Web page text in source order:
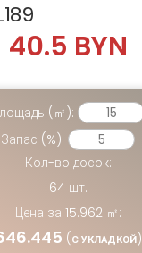
40.5 BYN
(㎡):
Запас (%):
Кол-во досок:
64шт.
Цена за 15.962㎡:
(С УКЛАДКОЙ)